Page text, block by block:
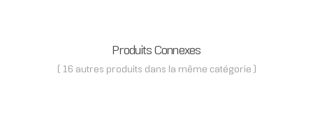
Produits Connexes
( 16 autres produits dans la même catégorie )